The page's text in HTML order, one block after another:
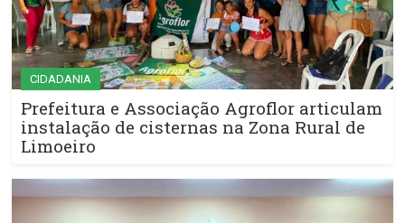
CIDADANIA
Prefeitura e Associação Agroflor articulam
instalação de cisternas na Zona Rural de
Limoeiro